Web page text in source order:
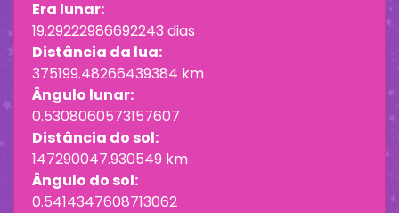
Era lunar:
19.29222986692243 dias
Distância da lua:
375199.48266439384 km
Ângulo lunar:
0.5308060573157607
Distância do sol:
147290047.930549 km
Ângulo do sol:
0.5414347608713062